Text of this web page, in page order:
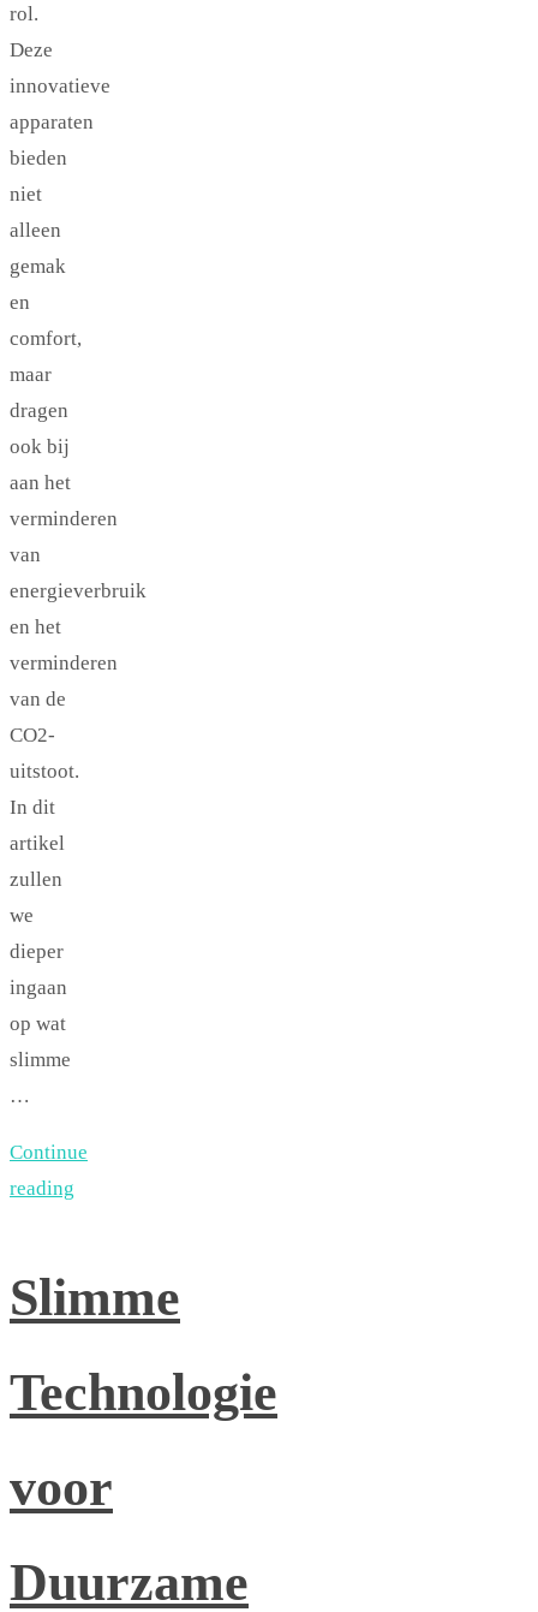
rol.
Deze
innovatieve
apparaten
bieden
niet
alleen
gemak
en
comfort,
maar
dragen
ook bij
aan het
verminderen
van
energieverbruik
en het
verminderen
van de
CO2-
uitstoot.
In dit
artikel
zullen
we
dieper
ingaan
op wat
slimme
…
Continue
reading
Slimme
Technologie
voor
Duurzame